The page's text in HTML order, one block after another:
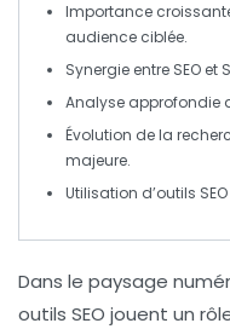
Importance
audience ciblée.
Synergie entre SEO et
Analyse approfondie
Évolution de la
majeure.
Utilisation d’outils SEO
Dans le paysage
outils SEO jouent un